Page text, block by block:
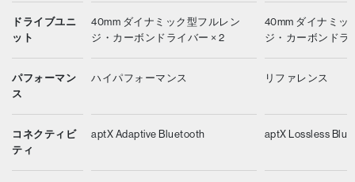
ドライブユニ
ット
パフォーマン
ス
コネクティビ
ティ
40mm ダイナミック型フルレン
ジ・カーボンドライバー × 2
ハイパフォーマンス
aptX Adaptive Bluetooth
40mm ダイナミッ
ジ・カーボンドラ
リファレンス
aptX Lossless